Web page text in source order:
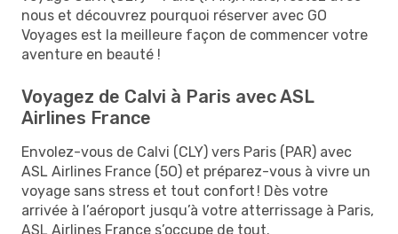
nous et découvrez pourquoi réserver avec GO
Voyages est la meilleure façon de commencer votre
aventure en beauté !
Voyagez de Calvi à Paris avec ASL
Airlines France
Envolez-vous de Calvi (CLY) vers Paris (PAR) avec
ASL Airlines France (5O) et préparez-vous à vivre un
voyage sans stress et tout confort ! Dès votre
arrivée à l’aéroport jusqu’à votre atterrissage à Paris,
ASL Airlines France s’occupe de tout.